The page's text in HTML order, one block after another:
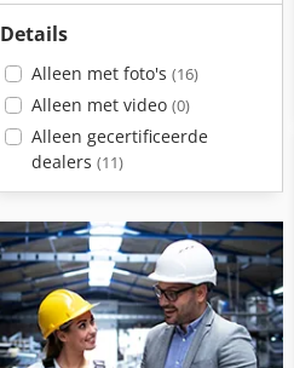
Details
Alleen met foto's (16)
Alleen met video (0)
Alleen gecertificeerde
dealers (11)